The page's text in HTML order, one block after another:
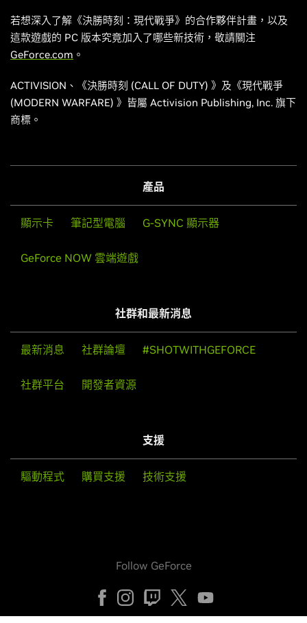
若想深入了解《決勝時刻：現代戰爭》的合作夥伴計畫，以及
這款遊戲的 PC 版本究竟加入了哪些新技術，敬請關注
GeForce.com 。
ACTIVISION、《決勝時刻 (CALL OF DUTY) 》及《現代戰爭
(MODERN WARFARE) 》皆屬 Activision Publishing, Inc. 旗下
商標。
產品
顯示卡 筆記型電腦 G-SYNC 顯示器
GeForce NOW 雲端遊戲
社群和最新消息
最新消息 社群論壇 #SHOTWITHGEFORCE
社群平台 開發者資源
支援
驅動程式 購買支援 技術支援
Follow GeForce